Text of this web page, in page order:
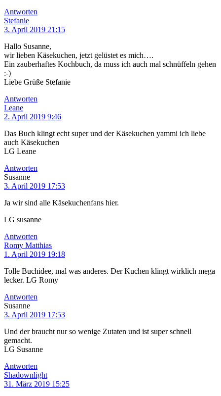
Antworten
Stefanie
3. April 2019 21:15
Hallo Susanne,
wir lieben Käsekuchen, jetzt gelüstet es mich….
Ein zauberhaftes Kochbuch, da muss ich auch mal schnüffeln gehen
:-)
Liebe Grüße Stefanie
Antworten
Leane
2. April 2019 9:46
Das Buch klingt echt super und der Käsekuchen yammi ich liebe
auch Käsekuchen
LG Leane
Antworten
Susanne
3. April 2019 17:53
Ja wir sind alle Käsekuchenfans hier.
LG susanne
Antworten
Romy Matthias
1. April 2019 19:18
Tolle Buchidee, mal was anderes. Der Kuchen klingt wirklich mega
lecker. LG Romy
Antworten
Susanne
3. April 2019 17:53
Und der braucht nur so wenige Zutaten und ist super schnell
gemacht.
LG Susanne
Antworten
Shadownlight
31. März 2019 15:25